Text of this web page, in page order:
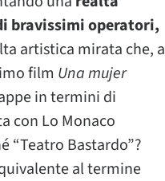
bravissimi operatori,
artistica mirata che, a
film Una mujer
in termini di
con Lo Monaco
“Teatro Bastardo”?
al termine